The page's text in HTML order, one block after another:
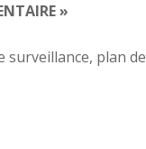
»
surveillance, plan de